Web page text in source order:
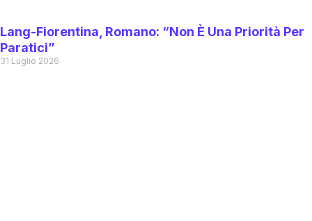
Lang-Fiorentina, Romano: “Non È Una Priorità Per
Paratici”
31 Luglio 2026